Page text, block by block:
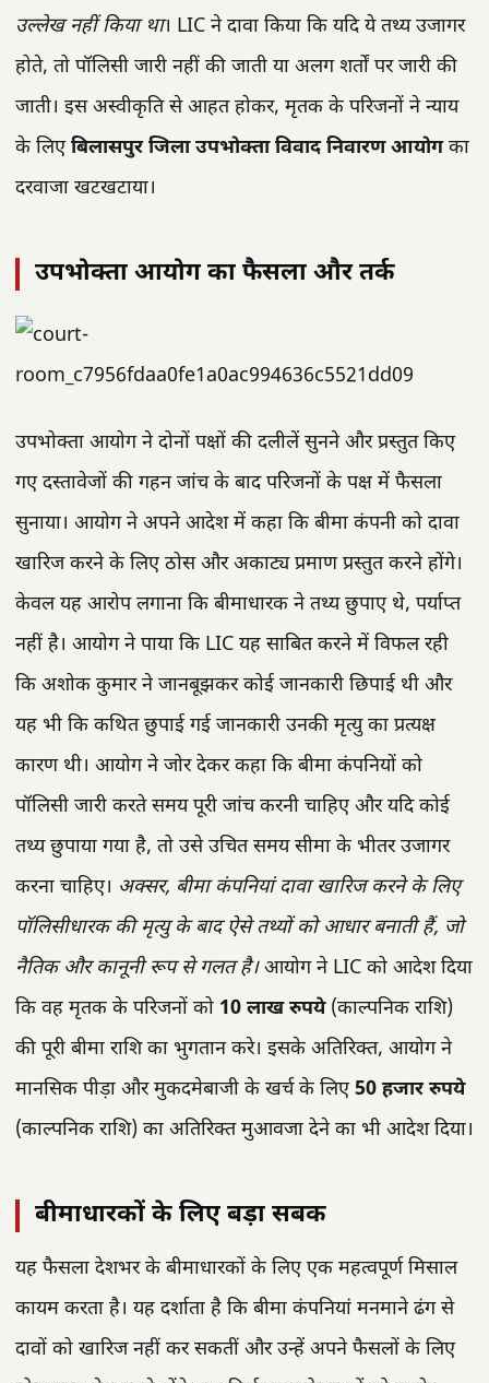
उल्लेख नहीं किया था। LIC ने दावा किया कि यदि ये तथ्य उजागर
होते, तो पॉलिसी जारी नहीं की जाती या अलग शर्तों पर जारी की
जाती। इस अस्वीकृति से आहत होकर, मृतक के परिजनों ने न्याय
के लिएबिलासपुर जिला उपभोक्ता विवाद निवारण आयोगका
दरवाजा खटखटाया।
उपभोक्ता आयोग का फैसला और तर्क
उपभोक्ता आयोग ने दोनों पक्षों की दलीलें सुनने और प्रस्तुत किए
गए दस्तावेजों की गहन जांच के बाद परिजनों के पक्ष में फैसला
सुनाया। आयोग ने अपने आदेश में कहा कि बीमा कंपनी को दावा
खारिज करने के लिए ठोस और अकाट्य प्रमाण प्रस्तुत करने होंगे।
केवल यह आरोप लगाना कि बीमाधारक ने तथ्य छुपाए थे, पर्याप्त
नहीं है। आयोग ने पाया कि LIC यह साबित करने में विफल रही
कि अशोक कुमार ने जानबूझकर कोई जानकारी छिपाई थी और
यह भी कि कथित छुपाई गई जानकारी उनकी मृत्यु का प्रत्यक्ष
कारण थी। आयोग ने जोर देकर कहा कि बीमा कंपनियों को
पॉलिसी जारी करते समय पूरी जांच करनी चाहिए और यदि कोई
तथ्य छुपाया गया है, तो उसे उचित समय सीमा के भीतर उजागर
करना चाहिए। अक्सर, बीमा कंपनियां दावा खारिज करने के लिए
पॉलिसीधारक की मृत्यु के बाद ऐसे तथ्यों को आधार बनाती हैं, जो
नैतिक और कानूनी रूप से गलत है।आयोग ने LIC को आदेश दिया
कि वह मृतक के परिजनों को 10 लाख रुपये(काल्पनिक राशि)
की पूरी बीमा राशि का भुगतान करे। इसके अतिरिक्त, आयोग ने
मानसिक पीड़ा और मुकदमेबाजी के खर्च के लिए50 हजार रुपये
(काल्पनिक राशि) का अतिरिक्त मुआवजा देने का भी आदेश दिया।
बीमाधारकों के लिए बड़ा सबक
यह फैसला देशभर के बीमाधारकों के लिए एक महत्वपूर्ण मिसाल
कायम करता है। यह दर्शाता है कि बीमा कंपनियां मनमाने ढंग से
दावों को खारिज नहीं कर सकतीं और उन्हें अपने फैसलों के लिए